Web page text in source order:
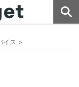
イス >